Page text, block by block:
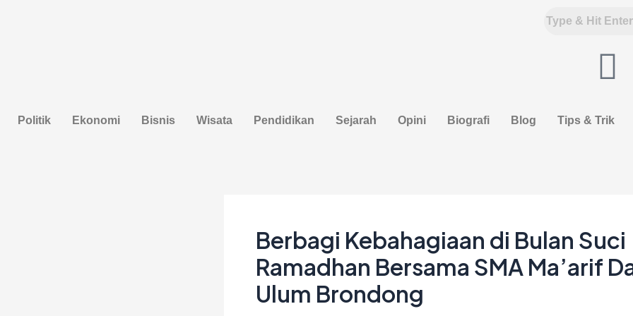
F
c
o
o
Politik Ekonomi Bisnis Wisata Pendidikan Sejarah Opini Biografi Blog Tips & Trik
Berbagi Kebahagiaan di Bulan Suci
Ramadhan Bersama SMA Ma’arif
Ulum Brondong